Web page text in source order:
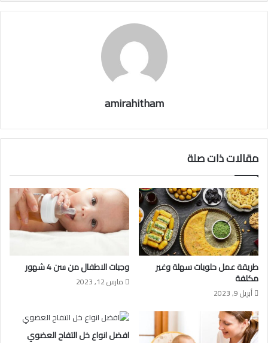
amirahitham
مقالات ذات صلة
طريقة عمل حلويات سهلة وغير
مكلفة
أبريل 9, 2023
وجبات الاطفال من سن 4 شهور
مارس 12, 2023
افضل انواع خل التفاح العضوي